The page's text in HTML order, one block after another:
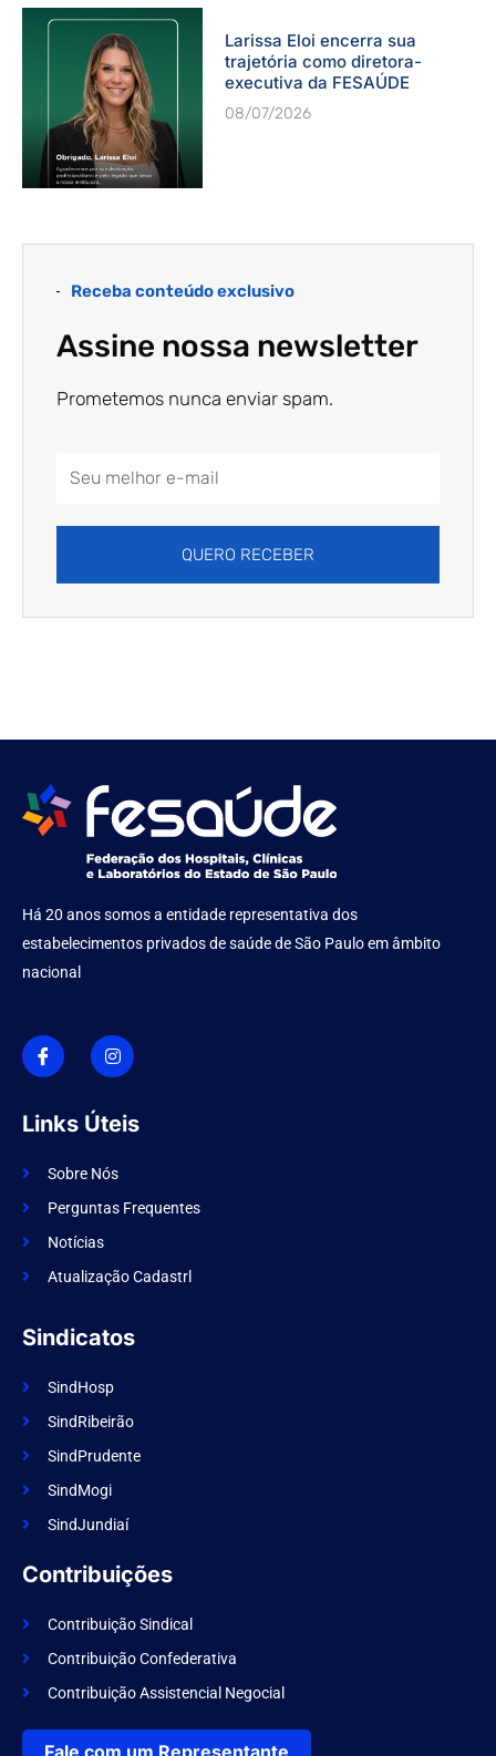
Larissa Eloi encerra sua
trajetória como diretora-
executiva da FESAÚDE
08/07/2026
Receba conteúdo exclusivo
Assine nossa newsletter
Prometemos nunca enviar spam.
QUERO RECEBER
Há 20 anos somos a entidade representativa dos
estabelecimentos privados de saúde de São Paulo em âmbito
nacional
I
c
o
n
f
a
e
o
k
I
n
s
t
g
r
m
Links Úteis
Sobre Nós
Perguntas Frequentes
Notícias
Atualização Cadastrl
Sindicatos
SindHosp
SindRibeirão
SindPrudente
SindMogi
SindJundiaí
Contribuições
Contribuição Sindical
Contribuição Confederativa
Contribuição Assistencial Negocial